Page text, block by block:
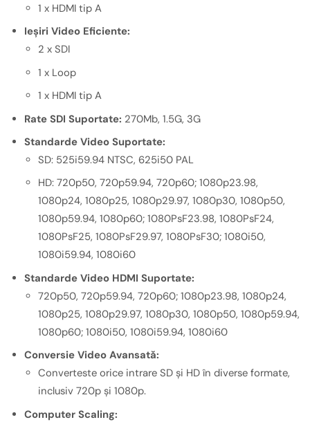
1 x HDMI tip A
Ieșiri Video Eficiente:
2 x SDI
1 x Loop
1 x HDMI tip A
Rate SDI Suportate: 270Mb, 1.5G, 3G
Standarde Video Suportate:
SD: 525i59.94 NTSC, 625i50 PAL
HD: 720p50, 720p59.94, 720p60; 1080p23.98,
1080p24, 1080p25, 1080p29.97, 1080p30, 1080p50,
1080p59.94, 1080p60; 1080PsF23.98, 1080PsF24,
1080PsF25, 1080PsF29.97, 1080PsF30; 1080i50,
1080i59.94, 1080i60
Standarde Video HDMI Suportate:
720p50, 720p59.94, 720p60; 1080p23.98, 1080p24,
1080p25, 1080p29.97, 1080p30, 1080p50, 1080p59.94,
1080p60; 1080i50, 1080i59.94, 1080i60
Conversie Video Avansată:
Converteste orice intrare SD și HD în diverse formate,
inclusiv 720p și 1080p.
Computer Scaling: